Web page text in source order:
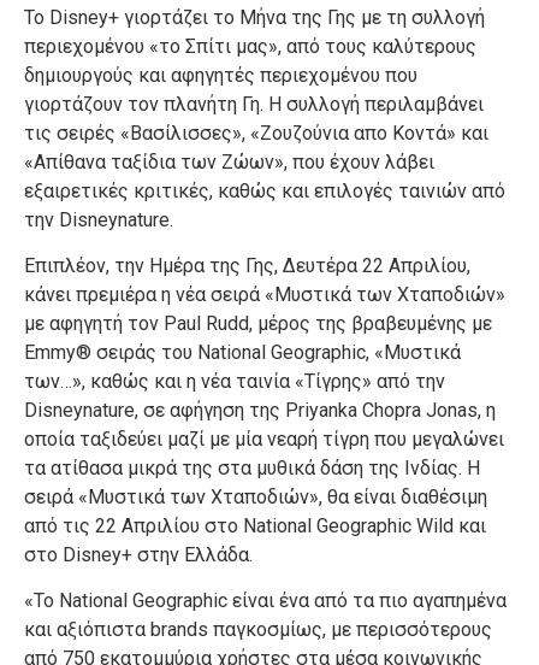
Το Disney+ γιορτάζει το Μήνα της Γης με τη συλλογή
περιεχομένου «το Σπίτι μας», από τους καλύτερους
δημιουργούς και αφηγητές περιεχομένου που
γιορτάζουν τον πλανήτη Γη. Η συλλογή περιλαμβάνει
τις σειρές «Βασίλισσες», «Ζουζούνια απο Κοντά» και
«Απίθανα ταξίδια των Ζώων», που έχουν λάβει
εξαιρετικές κριτικές, καθώς και επιλογές ταινιών από
την Disneynature.
Επιπλέον, την Ημέρα της Γης, Δευτέρα 22 Απριλίου,
κάνει πρεμιέρα η νέα σειρά «Μυστικά των Χταποδιών»
με αφηγητή τον Paul Rudd, μέρος της βραβευμένης με
Emmy® σειράς του National Geographic, «Μυστικά
των…», καθώς και η νέα ταινία «Τίγρης» από την
Disneynature, σε αφήγηση της Priyanka Chopra Jonas, η
οποία ταξιδεύει μαζί με μία νεαρή τίγρη που μεγαλώνει
τα ατίθασα μικρά της στα μυθικά δάση της Ινδίας. Η
σειρά «Μυστικά των Χταποδιών», θα είναι διαθέσιμη
από τις 22 Απριλίου στο National Geographic Wild και
στο Disney+ στην Ελλάδα.
«Το National Geographic είναι ένα από τα πιο αγαπημένα
και αξιόπιστα brands παγκοσμίως, με περισσότερους
από 750 εκατομμύρια χρήστες στα μέσα κοινωνικής